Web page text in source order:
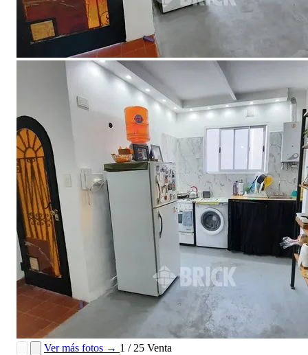
Ver más fotos → 1 / 25 Venta